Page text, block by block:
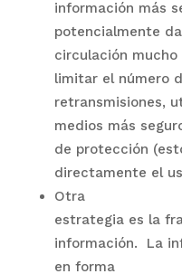
información más
potencialmente
circulación
limitar el número
retransmisiones,
medios más
de protección
directamente el
Otra
estrategia es la
información.
La
en forma